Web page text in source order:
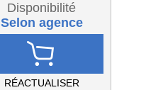
Disponibilité
Selon agence
RÉACTUALISER